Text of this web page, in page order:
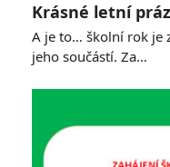
Krásné letní
A je to… školní rok je
jeho součástí. Za…